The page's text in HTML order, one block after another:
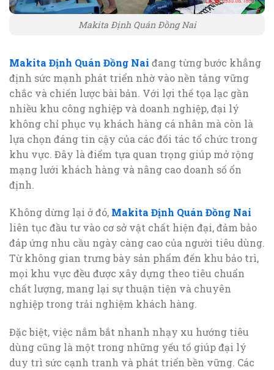
Makita Định Quán Đồng Nai
Makita Định Quán Đồng Nai đang từng bước khẳng
định sức mạnh phát triển nhờ vào nền tảng vững
chắc và chiến lược bài bản. Với lợi thế tọa lạc gần
nhiều khu công nghiệp và doanh nghiệp, đại lý
không chỉ phục vụ khách hàng cá nhân mà còn là
lựa chọn đáng tin cậy của các đối tác tổ chức trong
khu vực. Đây là điểm tựa quan trọng giúp mở rộng
mạng lưới khách hàng và nâng cao doanh số ổn
định.
Không dừng lại ở đó, Makita Định Quán Đồng Nai
liên tục đầu tư vào cơ sở vật chất hiện đại, đảm bảo
đáp ứng nhu cầu ngày càng cao của người tiêu dùng.
Từ không gian trưng bày sản phẩm đến khu bảo trì,
mọi khu vực đều được xây dựng theo tiêu chuẩn
chất lượng, mang lại sự thuận tiện và chuyên
nghiệp trong trải nghiệm khách hàng.
Đặc biệt, việc nắm bắt nhanh nhạy xu hướng tiêu
dùng cũng là một trong những yếu tố giúp đại lý
duy trì sức cạnh tranh và phát triển bền vững. Các